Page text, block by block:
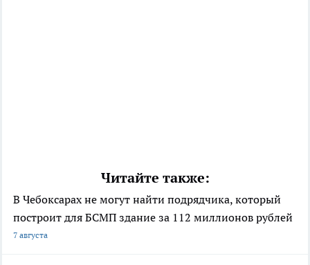
Читайте также:
В Чебоксарах не могут найти подрядчика, который
построит для БСМП здание за 112 миллионов рублей
7 августа